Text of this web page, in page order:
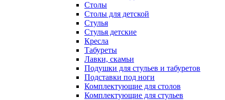
Столы
Столы для детской
Стулья
Стулья детские
Кресла
Табуреты
Лавки, скамьи
Подушки для стульев и табуретов
Подставки под ноги
Комплектующие для столов
Комплектующие для стульев